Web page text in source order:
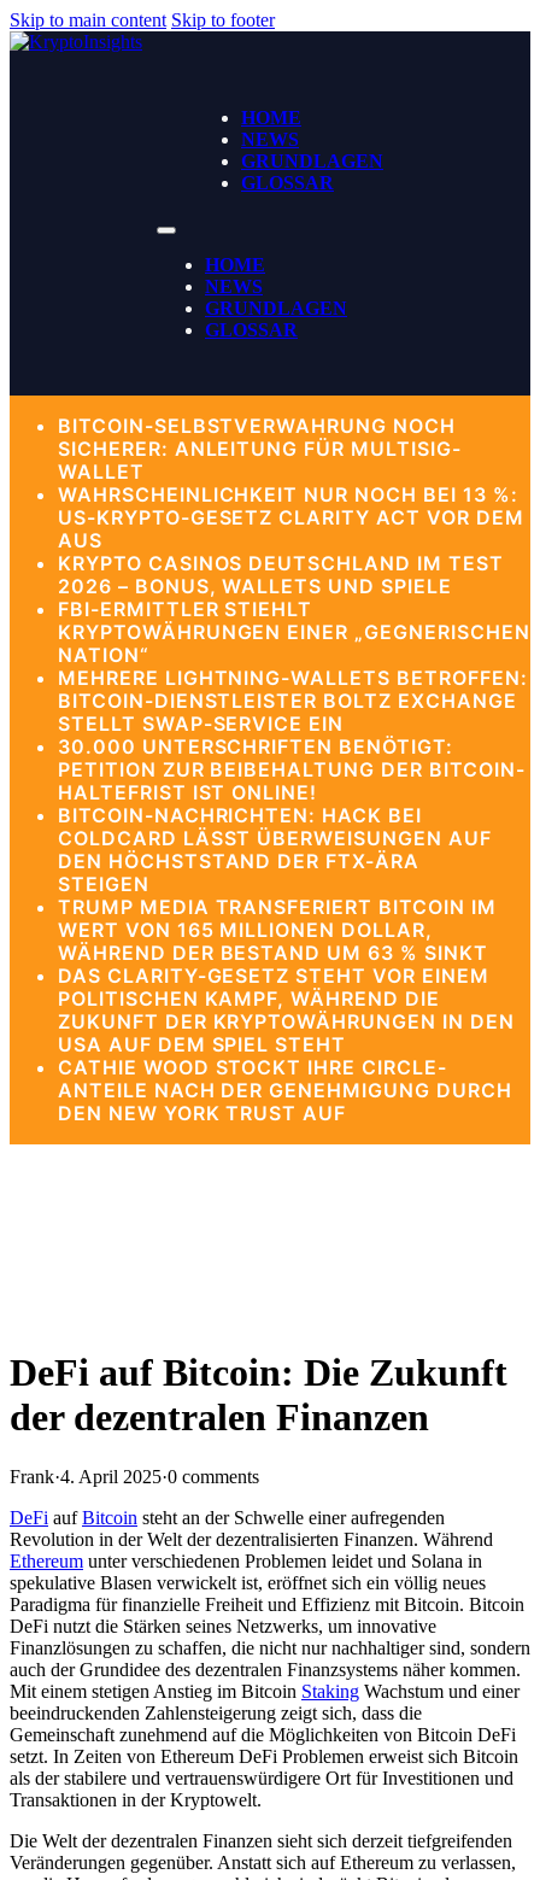
Skip to main content Skip to footer
HOME
NEWS
GRUNDLAGEN
GLOSSAR
HOME
NEWS
GRUNDLAGEN
GLOSSAR
BITCOIN-SELBSTVERWAHRUNG NOCH
SICHERER: ANLEITUNG FÜR MULTISIG-
WALLET
WAHRSCHEINLICHKEIT NUR NOCH BEI 13 %:
US-KRYPTO-GESETZ CLARITY ACT VOR DEM
AUS
KRYPTO CASINOS DEUTSCHLAND IM TEST
2026 – BONUS, WALLETS UND SPIELE
FBI-ERMITTLER STIEHLT
KRYPTOWÄHRUNGEN EINER „GEGNERISCHEN
NATION“
MEHRERE LIGHTNING-WALLETS BETROFFEN:
BITCOIN-DIENSTLEISTER BOLTZ EXCHANGE
STELLT SWAP-SERVICE EIN
30.000 UNTERSCHRIFTEN BENÖTIGT:
PETITION ZUR BEIBEHALTUNG DER BITCOIN-
HALTEFRIST IST ONLINE!
BITCOIN-NACHRICHTEN: HACK BEI
COLDCARD LÄSST ÜBERWEISUNGEN AUF
DEN HÖCHSTSTAND DER FTX-ÄRA
STEIGEN
TRUMP MEDIA TRANSFERIERT BITCOIN IM
WERT VON 165 MILLIONEN DOLLAR,
WÄHREND DER BESTAND UM 63 % SINKT
DAS CLARITY-GESETZ STEHT VOR EINEM
POLITISCHEN KAMPF, WÄHREND DIE
ZUKUNFT DER KRYPTOWÄHRUNGEN IN DEN
USA AUF DEM SPIEL STEHT
CATHIE WOOD STOCKT IHRE CIRCLE-
ANTEILE NACH DER GENEHMIGUNG DURCH
DEN NEW YORK TRUST AUF
DeFi auf Bitcoin: Die Zukunft
der dezentralen Finanzen
Frank·4. April 2025·0 comments
DeFi aufBitcoin steht an der Schwelle einer aufregenden
Revolution in der Welt der dezentralisierten Finanzen. Während
Ethereum unter verschiedenen Problemen leidet und Solana in
spekulative Blasen verwickelt ist, eröffnet sich ein völlig neues
Paradigma für finanzielle Freiheit und Effizienz mit Bitcoin. Bitcoin
DeFi nutzt die Stärken seines Netzwerks, um innovative
Finanzlösungen zu schaffen, die nicht nur nachhaltiger sind, sondern
auch der Grundidee des dezentralen Finanzsystems näher kommen.
Mit einem stetigen Anstieg im Bitcoin Staking Wachstum und einer
beeindruckenden Zahlensteigerung zeigt sich, dass die
Gemeinschaft zunehmend auf die Möglichkeiten von Bitcoin DeFi
setzt. In Zeiten von Ethereum DeFi Problemen erweist sich Bitcoin
als der stabilere und vertrauenswürdigere Ort für Investitionen und
Transaktionen in der Kryptowelt.
Die Welt der dezentralen Finanzen sieht sich derzeit tiefgreifenden
Veränderungen gegenüber. Anstatt sich auf Ethereum zu verlassen,